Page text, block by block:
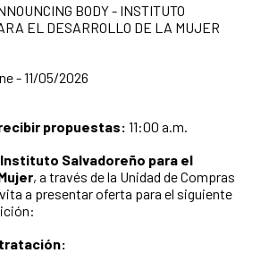
BODY - INSTITUTO
EL DESARROLLO DE LA MUJER
- 11/05/2026
propuestas: 11:00 a.m.
Instituto Salvadoreño para el
, a través de la Unidad de Compras
a presentar oferta para el siguiente